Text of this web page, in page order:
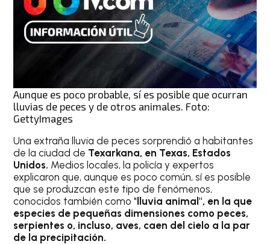
Aunque es poco probable, sí es posible que ocurran
lluvias de peces y de otros animales. Foto:
GettyImages
Una extraña lluvia de peces sorprendió a habitantes
de la ciudad de Texarkana, en Texas, Estados
Unidos. Medios locales, la policía y expertos
explicaron que, aunque es poco común, sí es posible
que se produzcan este tipo de fenómenos,
conocidos también como "lluvia animal", en la que
especies de pequeñas dimensiones como peces,
serpientes o, incluso, aves, caen del cielo a la par
de la precipitación.